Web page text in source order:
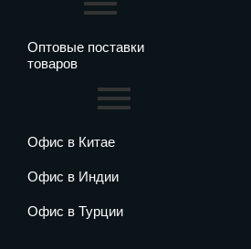
Оптовые поставки
товаров
Офис в Китае
Офис в Индии
Офис в Турции